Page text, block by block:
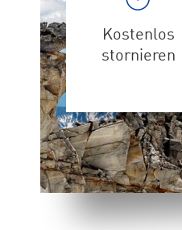
Kostenlos
stornieren